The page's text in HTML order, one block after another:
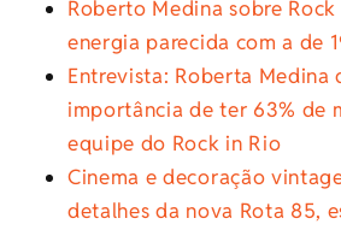
Roberto Medina sobre
energia parecida com a de
Entrevista: Roberta Medina
importância de ter 63% de
equipe do Rock in Rio
Cinema e decoração
detalhes da nova Rota 85,